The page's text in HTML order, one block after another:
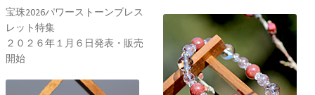
宝珠2026パワーストーンブレス
レット特集
２０２６年１月６日発表・販売
開始